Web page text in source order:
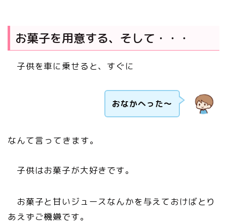
お菓子を用意する、そして・・・
子供を車に乗せると、すぐに
おなかへった～
なんて言ってきます。
子供はお菓子が大好きです。
お菓子と甘いジュースなんかを与えておけばとり
あえずご機嫌です。